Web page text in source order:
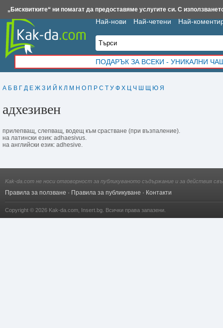
А Б В Г Д Е Ж З И Й К Л М Н О П Р С Т У Ф Х Ц Ч Ш Щ Ю Я
адхезивен
прилепващ, слепващ, водещ към срастване (при възпаление).
на латински език: adhaesivus.
на английски език: adhesive.
Най-нови Най-четени Най-
ПОДАРЪК ЗА ВСЕКИ - УНИКАЛНИ
Insert.bg Framar.bg Kak-da.com Iztochnik.com BauBau.bg NewAge.bg
Kak-da.com не носи отговорност за публикуваното съдържание и за действия
Правила за ползване · Правила за публикуване · Контакти
Copyright © 2026 Kak-da.com Insert.bg . Всички права запазени.
„Бисквитките“ ни помагат да предоставяме услугите си. С